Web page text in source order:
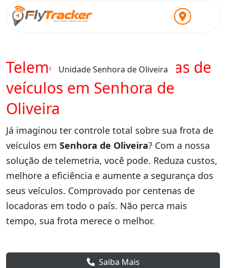
Unidade Senhora de Oliveira
Telemetria para locadoras de
veículos em Senhora de
Oliveira
Já imaginou ter controle total sobre sua frota de
veículos em Senhora de Oliveira? Com a nossa
solução de telemetria, você pode. Reduza custos,
melhore a eficiência e aumente a segurança dos
seus veículos. Comprovado por centenas de
locadoras em todo o país. Não perca mais
tempo, sua frota merece o melhor.
Saiba Mais